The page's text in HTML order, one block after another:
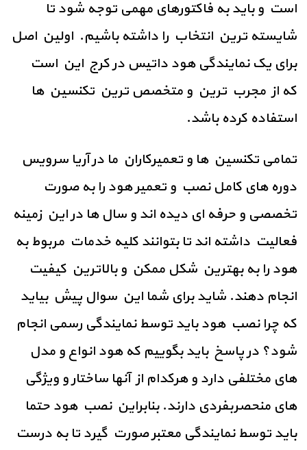
است و باید به فاکتورهای مهمی توجه شود تا
شایسته ترین انتخاب را داشته باشیم. اولین اصل
برای یک نمایندگی هود داتیس در کرج این است
که از مجرب ترین و متخصص ترین تکنسین ها
استفاده کرده باشد.
تمامی تکنسین ها و تعمیرکاران ما در آریا سرویس
دوره های کامل نصب و تعمیر هود را به صورت
تخصصی و حرفه ای دیده اند و سال ها در این زمینه
فعالیت داشته اند تا بتوانند کلیه خدمات مربوط به
هود را به بهترین شکل ممکن و بالاترین کیفیت
انجام دهند. شاید برای شما این سوال پیش بیاید
که چرا نصب هود باید توسط نمایندگی رسمی انجام
شود؟ در پاسخ باید بگوییم که هود انواع و مدل
های مختلفی دارد و هرکدام از آنها ساختار و ویژگی
های منحصربفردی دارند.بنابراین نصب هود حتما
باید توسط نمایندگی معتبر صورت گیرد تا به درست